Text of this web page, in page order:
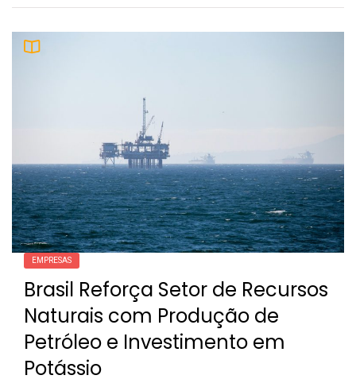
EMPRESAS
Brasil Reforça Setor de Recursos
Naturais com Produção de
Petróleo e Investimento em
Potássio